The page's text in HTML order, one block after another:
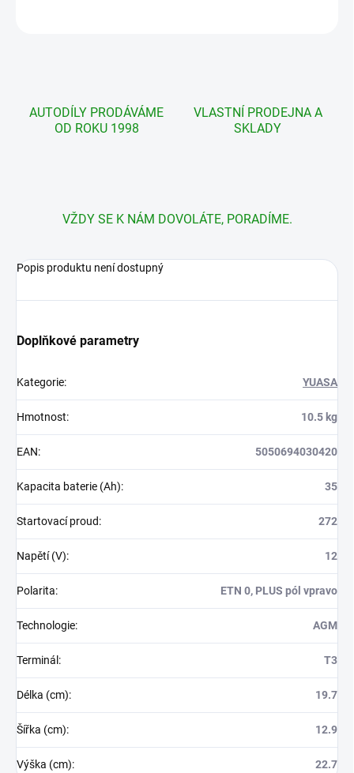
AUTODÍLY PRODÁVÁME
OD ROKU 1998
VLASTNÍ PRODEJNA A
SKLADY
VŽDY SE K NÁM DOVOLÁTE, PORADÍME.
Popis produktu není dostupný
Doplňkové parametry
Kategorie: YUASA
Hmotnost: 10.5 kg
EAN: 5050694030420
Kapacita baterie (Ah): 35
Startovací proud: 272
Napětí (V): 12
Polarita: ETN 0, PLUS pól vpravo
Technologie: AGM
Terminál : T3
Délka (cm): 19.7
Šířka (cm): 12.9
Výška (cm): 22.7